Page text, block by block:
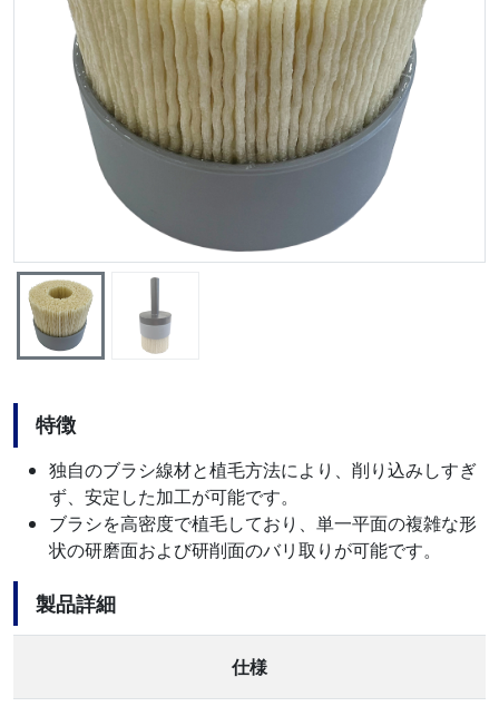
特徴
独自のブラシ線材と植毛方法により、削り込みしすぎ
ず、安定した加工が可能です。
ブラシを高密度で植毛しており、単一平面の複雑な形
状の研磨面および研削面のバリ取りが可能です。
製品詳細
仕様